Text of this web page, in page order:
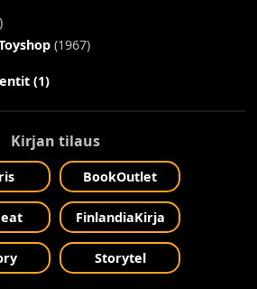
)
(1967)
(1)
Kirjan tilaus
BookOutlet
FinlandiaKirja
Storytel